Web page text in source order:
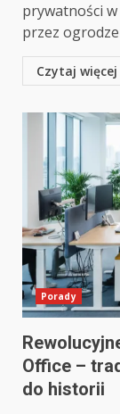
prywatności
przez
Czytaj więcej
Porady
Office –
do historii